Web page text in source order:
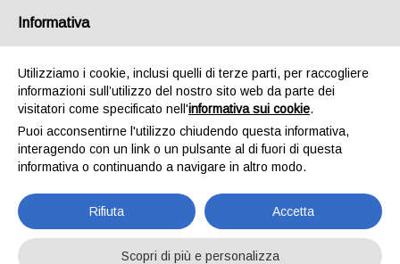
STOLAS
INFORMATICA
Informativa
Utilizziamo i cookie, inclusi quelli di terze parti, per raccogliere
informazioni sull’utilizzo del nostro sito web da parte dei
visitatori come specificato nell'informativa sui cookie.
Puoi acconsentirne l'utilizzo chiudendo questa informativa,
interagendo con un link o un pulsante al di fuori di questa
informativa o continuando a navigare in altro modo.
Rifiuta Accetta
Scopri di più e personalizza